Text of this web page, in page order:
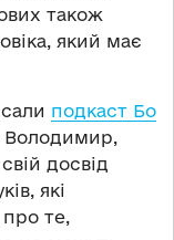
також
який має
подкаст Бо
Володимир,
досвід
які
про те,